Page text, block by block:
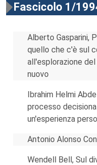
Fascicolo 1/
Alberto Gasparini,
quello che c'è sul
all'esplorazione
nuovo
Ibrahim Helmi
processo
un'esperienza
Antonio Alonso
Wendell Bell, Sul